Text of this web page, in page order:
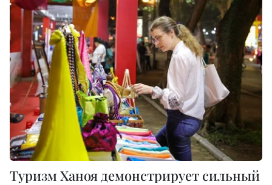
Туризм Ханоя демонстрирует сильный